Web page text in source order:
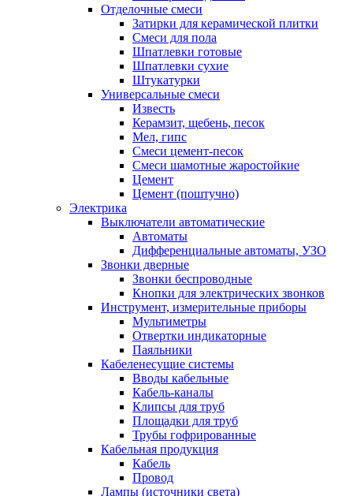
Отделочные смеси
Затирки для керамической плитки
Смеси для пола
Шпатлевки готовые
Шпатлевки сухие
Штукатурки
Универсальные смеси
Известь
Керамзит, щебень, песок
Мел, гипс
Смеси цемент-песок
Смеси шамотные жаростойкие
Цемент
Цемент (поштучно)
Электрика
Выключатели автоматические
Автоматы
Дифференциальные автоматы, УЗО
Звонки дверные
Звонки беспроводные
Кнопки для электрических звонков
Инструмент, измерительные приборы
Мультиметры
Отвертки индикаторные
Паяльники
Кабеленесущие системы
Вводы кабельные
Кабель-каналы
Клипсы для труб
Площадки для труб
Трубы гофрированные
Кабельная продукция
Кабель
Провод
Лампы (источники света)